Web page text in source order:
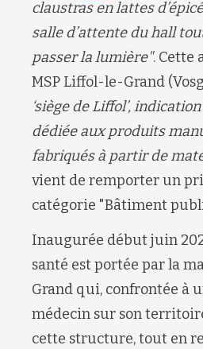
claustras en lattes
salle d’attente du hall
passer la lumière". Cette
MSP Liffol-le-Grand
‘siège de Liffol’,
dédiée aux produits
fabriqués à partir de
vient de remporter un
catégorie "Bâtiment
Inaugurée début juin
santé est portée par la
Grand qui, confrontée à
médecin sur son
cette structure, tout en